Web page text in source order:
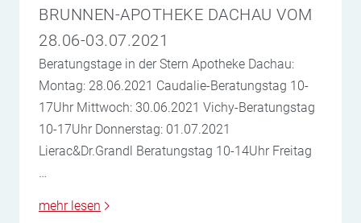
BRUNNEN-APOTHEKE DACHAU VOM
28.06-03.07.2021
Beratungstage in der Stern Apotheke Dachau:
Montag: 28.06.2021 Caudalie-Beratungstag 10-
17Uhr Mittwoch: 30.06.2021 Vichy-Beratungstag
10-17Uhr Donnerstag: 01.07.2021
Lierac&Dr.Grandl Beratungstag 10-14Uhr Freitag
…
mehr lesen